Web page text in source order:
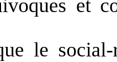
et
le social-